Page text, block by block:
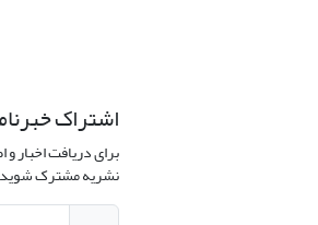
اشتراک
برای دریافت اخبار
نشریه مشترک